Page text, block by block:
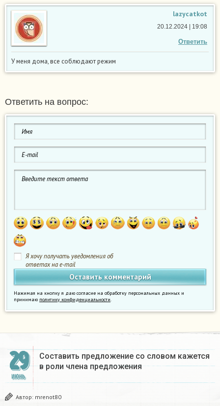
lazycatkot
Ответить
20.12.2024 | 19:08
У меня дома, все соблюдают режим
Ответить на вопрос:
Я хочу получать уведомления об
ответах на e-mail
Нажимая на кнопку я даю согласие на обработку персональных данных и
принимаю политику конфиденциальности.
29
ИЮНЬ
Составить предложение со словом кажется
в роли члена предложения
Автор: mrenot80